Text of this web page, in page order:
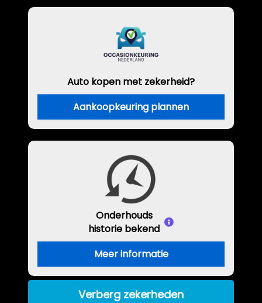
Auto kopen met zekerheid?
Aankoopkeuring plannen
Onderhouds
historie bekend
Meer informatie
Verberg zekerheden